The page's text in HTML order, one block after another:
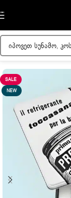
Skip to navigation
მთავარი/მამაკაცის
SALE
NEW